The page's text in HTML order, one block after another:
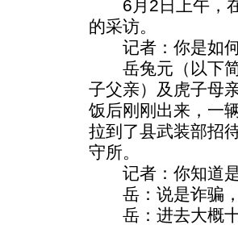
6月2日上午，在
的采访。
记者：你是如何
岳兔元（以下简
子父亲）及虎子母
饭后刚刚出来，一
拉到了县武装部招
守所。
记者：你知道是
岳：说是诈骗，
岳：进去大概十